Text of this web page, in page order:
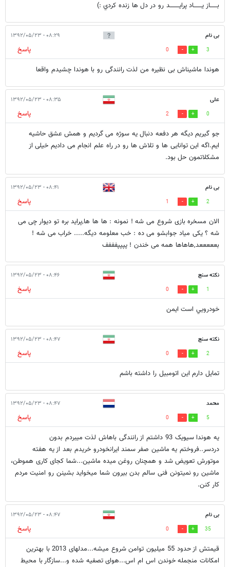
بـــــــاز يــــــــاد پرايـــــــــد رو در دل ها زنده كردي :)
بی نام ۰۸:۲۹ - ۱۳۹۲/۰۵/۲۳
3
0
پاسخ
هوندا ماشیناش بی نظیره من لذت رانندگی رو با هوندا چشیدم واقعا
علی ۰۸:۳۵ - ۱۳۹۲/۰۵/۲۳
0
2
پاسخ
جو گیریم دیگه هر دفعه دنبال یه سوژه می گردیم و همش عشق حاشیه
ایم.اگه این توانایی ها و تلاش ها رو در راه علم انجام می دادیم خیلی از
مشکلاتمون حل بود.
بی نام ۰۸:۴۱ - ۱۳۹۲/۰۵/۲۳
2
1
پاسخ
الان مسخره بازی شروع می شه ! نمونه : ها ها ها,پراید بره تو دیوار چی می
شه ؟ یکی میاد جوابشو می ده : خب معلومه دیگه..... خراب می شه !
بعععععد,هاهاها همه می خندن ! پپپپفففف
نكته سنج ۰۸:۴۶ - ۱۳۹۲/۰۵/۲۳
1
0
پاسخ
خودرويي است ايمن
نكته سنج ۰۸:۴۷ - ۱۳۹۲/۰۵/۲۳
2
0
پاسخ
تمايل دارم اين اتومبيل را داشته باشم
محمد ۰۸:۴۷ - ۱۳۹۲/۰۵/۲۳
5
0
پاسخ
یه هوندا سیویک 93 داشتم از رانندگی باهاش لذت میبردم بدون
دردسر..فروختم یه ماشین صفر سمند ایرانخودرو خریدم بعد از یه هفته
موتورش تعویض شد و همچنان روغن میده ماشین...شما کجای کاری هموطن،
ماشین رو نمیتونن فنی سالم بدن بیرون شما میخواید بشینن رو امنیت مردم
کار کنن.
بی نام ۰۸:۴۷ - ۱۳۹۲/۰۵/۲۳
35
0
پاسخ
قیمتش از حدود 55 میلیون توامن شروع میشه...مدلهای 2013 با بهترین
امکانات منجمله خوندن اس ام اس...هوای تصفیه شده و...سازگار با محیط